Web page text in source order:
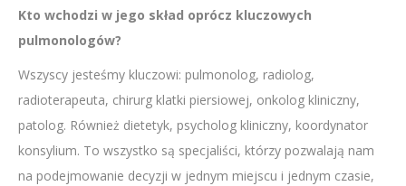
Kto wchodzi w jego skład oprócz kluczowych
pulmonologów?
Wszyscy jesteśmy kluczowi: pulmonolog, radiolog,
radioterapeuta, chirurg klatki piersiowej, onkolog kliniczny,
patolog. Również dietetyk, psycholog kliniczny, koordynator
konsylium. To wszystko są specjaliści, którzy pozwalają nam
na podejmowanie decyzji w jednym miejscu i jednym czasie,